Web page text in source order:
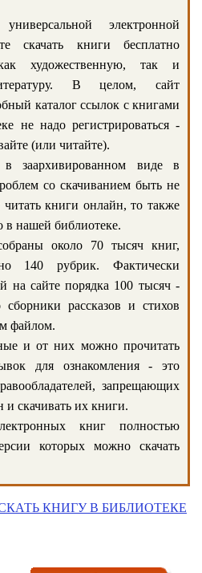
электронной
скачать книги бесплатно
художественную, так и
В целом, сайт
каталог ссылок с книгами
не надо регистрироваться -
(или читайте).
заархивированном виде в
со скачиванием быть не
книги онлайн, то также
в нашей библиотеке.
около 70 тысяч книг,
140 рубрик. Фактически
на сайте порядка 100 тысяч -
рассказов и стихов
файлом.
и от них можно прочитать
для ознакомления - это
запрещающих
и скачивать их книги.
книг полностью
которых можно скачать
КНИГУ В БИБЛИОТЕКЕ